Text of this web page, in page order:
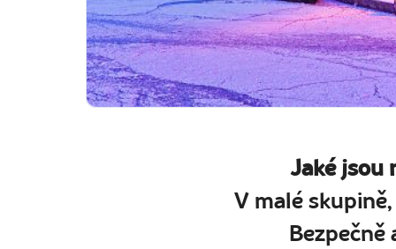
Jaké jsou
V malé